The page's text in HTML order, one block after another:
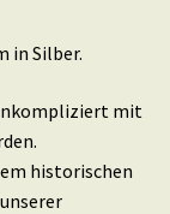
in Silber.
mit
historischen